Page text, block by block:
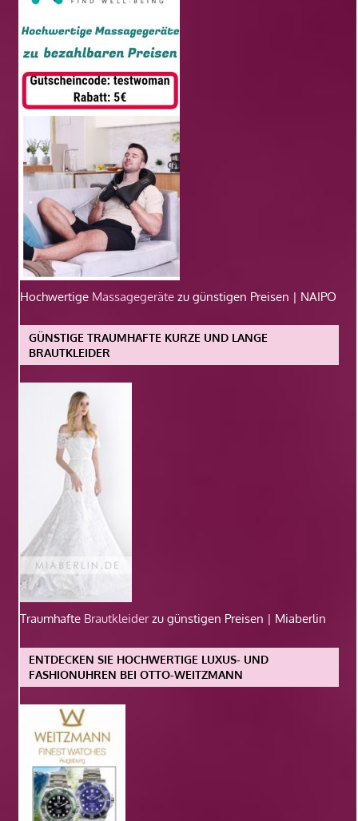
Hochwertige Massagegeräte zu günstigen Preisen | NAIPO
GÜNSTIGE TRAUMHAFTE KURZE UND LANGE
BRAUTKLEIDER
Traumhafte Brautkleiderzu günstigen Preisen | Miaberlin
ENTDECKEN SIE HOCHWERTIGE LUXUS- UND
FASHIONUHREN BEI OTTO-WEITZMANN